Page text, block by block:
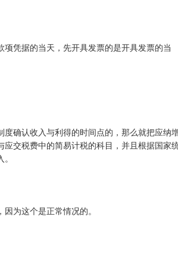
凭据的当天，先开具发票的是开具发票的当
确认收入与利得的时间点的，那么就把应纳
交税费中的简易计税的科目，并且根据国家
为这个是正常情况的。